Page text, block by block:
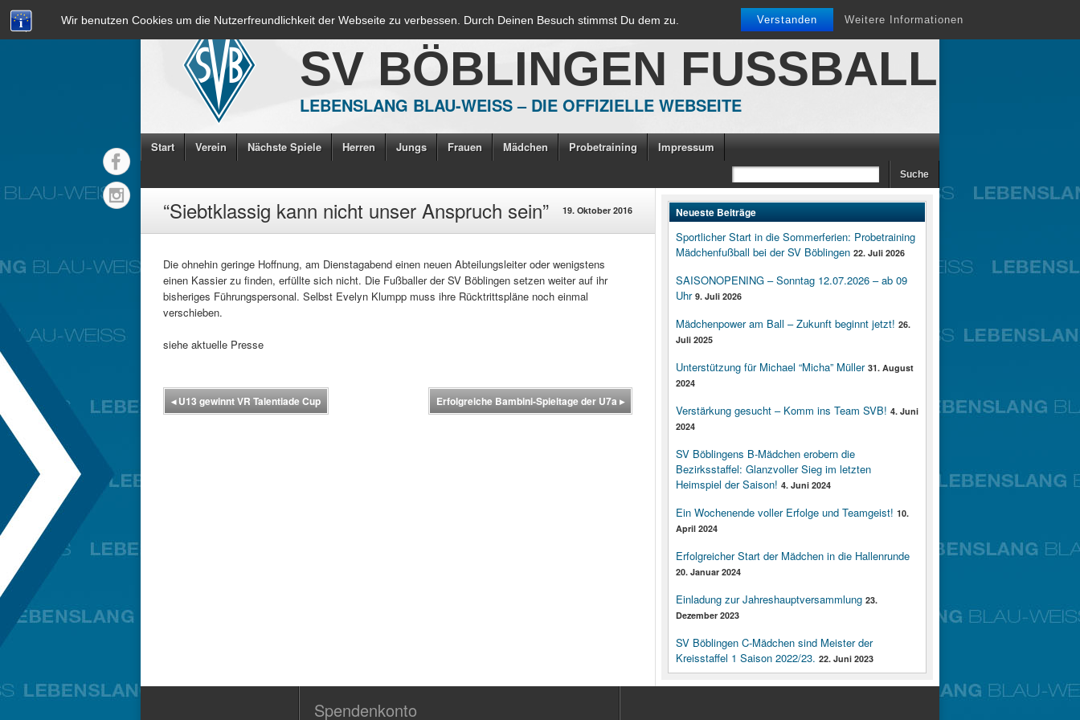
Wir benutzen Cookies um die Nutzerfreundlichkeit der Webseite zu verbessen. Durch Deinen Besuch stimmst Du dem zu. Verstanden Weitere Informationen
SV BÖBLINGEN FUSSBALL
LEBENSLANG BLAU-WEISS – DIE OFFIZIELLE WEBSEITE
Start Verein Nächste Spiele Herren Jungs Frauen Mädchen Probetraining Impressum
“Siebtklassig kann nicht unser Anspruch sein” 19. Oktober 2016
Die ohnehin geringe Hoffnung, am Dienstagabend einen neuen Abteilungsleiter oder wenigstens
einen Kassier zu finden, erfüllte sich nicht. Die Fußballer der SV Böblingen setzen weiter auf ihr
bisheriges Führungspersonal. Selbst Evelyn Klumpp muss ihre Rücktrittspläne noch einmal
verschieben.
siehe aktuelle Presse
◂U13 gewinnt VR Talentiade Cup Erfolgreiche Bambini-Spieltage der U7a ▸
Neueste Beiträge
Sportlicher Start in die Sommerferien: Probetraining
Mädchenfußball bei der SV Böblingen 22. Juli 2026
SAISONOPENING – Sonntag 12.07.2026 – ab 09
Uhr 9. Juli 2026
Mädchenpower am Ball – Zukunft beginnt jetzt! 26.
Juli 2025
Unterstützung für Michael “Micha” Müller 31. August
2024
Verstärkung gesucht – Komm ins Team SVB! 4. Juni
2024
SV Böblingens B-Mädchen erobern die
Bezirksstaffel: Glanzvoller Sieg im letzten
Heimspiel der Saison! 4. Juni 2024
Ein Wochenende voller Erfolge und Teamgeist! 10.
April 2024
Erfolgreicher Start der Mädchen in die Hallenrunde
20. Januar 2024
Einladung zur Jahreshauptversammlung 23.
Dezember 2023
SV Böblingen C-Mädchen sind Meister der
Kreisstaffel 1 Saison 2022/23. 22. Juni 2023
Spendenkonto